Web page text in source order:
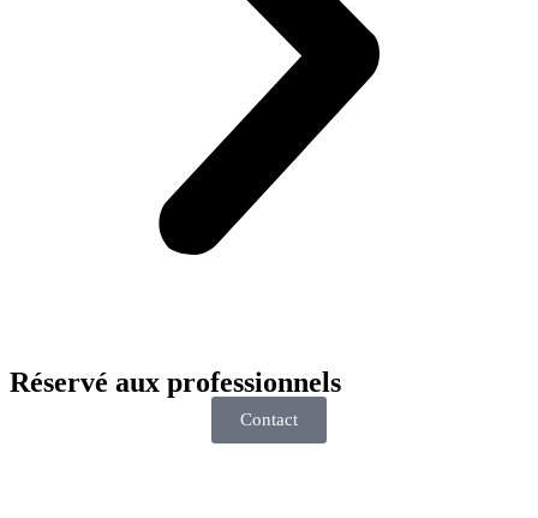
Réservé aux professionnels
Contact